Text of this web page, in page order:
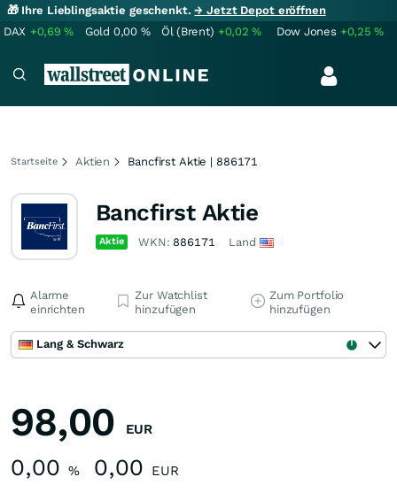
🎁 Ihre Lieblingsaktie geschenkt.→ Jetzt Depot eröffnen
DAX +0,69% Gold 0,00 % Öl (Brent) +0,02% Dow Jones +0,25%
Startseite Aktien Bancfirst Aktie | 886171
Bancfirst Aktie
Aktie WKN: 886171 Land
Alarme
einrichten
Zur Watchlist
hinzufügen
Zum Portfolio
hinzufügen
Lang & Schwarz
98,00 EUR
0,00 % 0,00 EUR